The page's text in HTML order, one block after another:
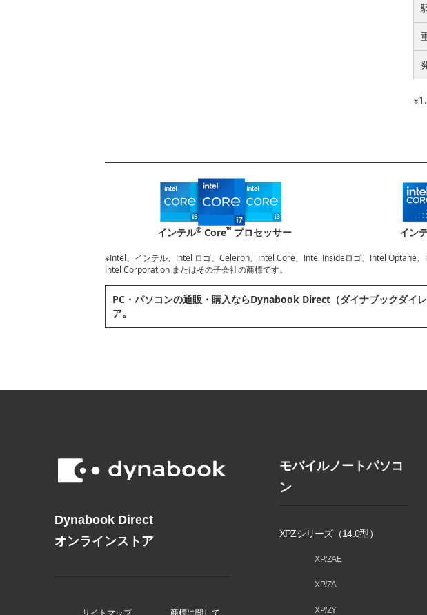
インテル®Core™プロセッサー イン
※Intel、インテル、Intel ロゴ、Celeron、Intel Core、Intel Insideロゴ、Intel Optane
Intel Corporation またはその子会社の商標です。
PC・パソコンの通販・購⼊ならDynabook Direct（ダイナブックダ
ア。
Dynabook Direct
オンラインストア
モバイルノートパソコ
ン
XPZシリーズ（14.0型）
XP/ZAE
XP/ZA
XP/ZY